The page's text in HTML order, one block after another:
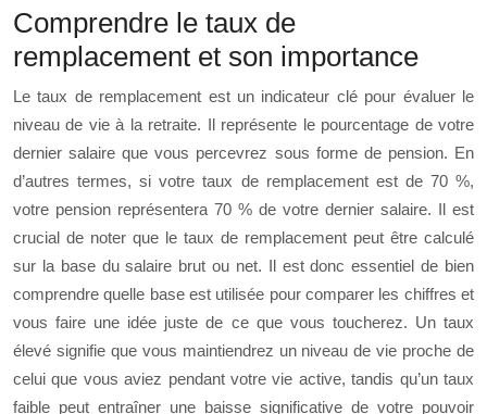
Comprendre le taux de
remplacement et son importance
Le taux de remplacement est un indicateur clé pour évaluer le
niveau de vie à la retraite. Il représente le pourcentage de votre
dernier salaire que vous percevrez sous forme de pension. En
d’autres termes, si votre taux de remplacement est de 70 %,
votre pension représentera 70 % de votre dernier salaire. Il est
crucial de noter que le taux de remplacement peut être calculé
sur la base du salaire brut ou net. Il est donc essentiel de bien
comprendre quelle base est utilisée pour comparer les chiffres et
vous faire une idée juste de ce que vous toucherez. Un taux
élevé signifie que vous maintiendrez un niveau de vie proche de
celui que vous aviez pendant votre vie active, tandis qu’un taux
faible peut entraîner une baisse significative de votre pouvoir